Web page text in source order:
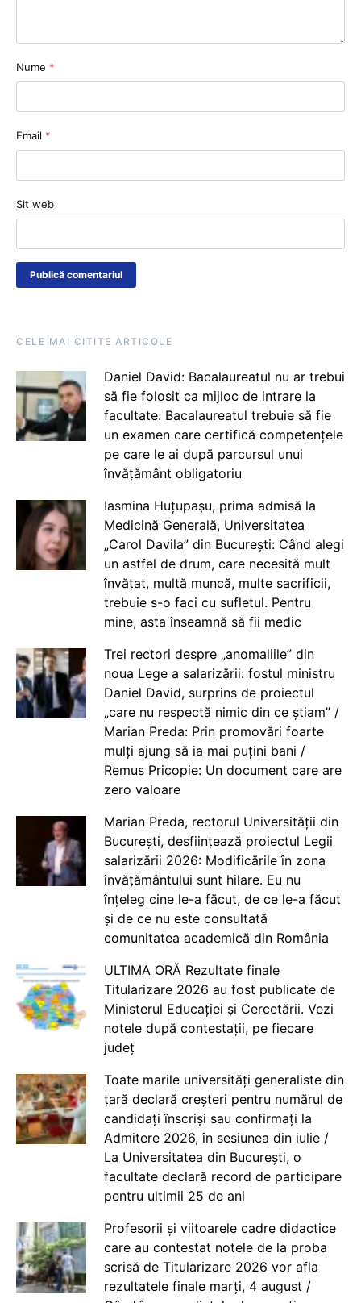
Nume *
Email *
Sit web
CELE MAI CITITE ARTICOLE
Daniel David: Bacalaureatul nu ar trebui
să fie folosit ca mijloc de intrare la
facultate. Bacalaureatul trebuie să fie
un examen care certifică competențele
pe care le ai după parcursul unui
învățământ obligatoriu
Iasmina Huțupașu, prima admisă la
Medicină Generală, Universitatea
„Carol Davila” din București: Când alegi
un astfel de drum, care necesită mult
învățat, multă muncă, multe sacrificii,
trebuie s-o faci cu sufletul. Pentru
mine, asta înseamnă să fii medic
Trei rectori despre „anomaliile” din
noua Lege a salarizării: fostul ministru
Daniel David, surprins de proiectul
„care nu respectă nimic din ce știam” /
Marian Preda: Prin promovări foarte
mulți ajung să ia mai puțini bani /
Remus Pricopie: Un document care are
zero valoare
Marian Preda, rectorul Universității din
București, desființează proiectul Legii
salarizării 2026: Modificările în zona
învățământului sunt hilare. Eu nu
înțeleg cine le-a făcut, de ce le-a făcut
și de ce nu este consultată
comunitatea academică din România
ULTIMA ORĂ Rezultate finale
Titularizare 2026 au fost publicate de
Ministerul Educației și Cercetării. Vezi
notele după contestații, pe fiecare
județ
Toate marile universități generaliste din
țară declară creșteri pentru numărul de
candidați înscriși sau confirmați la
Admitere 2026, în sesiunea din iulie /
La Universitatea din București, o
facultate declară record de participare
pentru ultimii 25 de ani
Profesorii și viitoarele cadre didactice
care au contestat notele de la proba
scrisă de Titularizare 2026 vor afla
rezultatele finale marți, 4 august /